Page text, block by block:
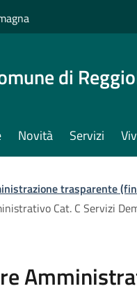
di
Novità Servizi
trasparente
Cat. C Servizi